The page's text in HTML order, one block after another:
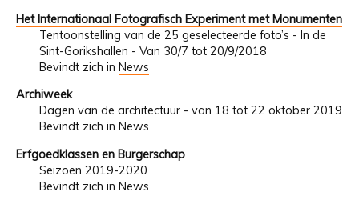
Het Internationaal Fotografisch Experiment met Monumenten
Tentoonstelling van de 25 geselecteerde foto’s - In de
Sint-Gorikshallen - Van 30/7 tot 20/9/2018
Bevindt zich in News
Archiweek
Dagen van de architectuur - van 18 tot 22 oktober 2019
Bevindt zich in News
Erfgoedklassen en Burgerschap
Seizoen 2019-2020
Bevindt zich in News